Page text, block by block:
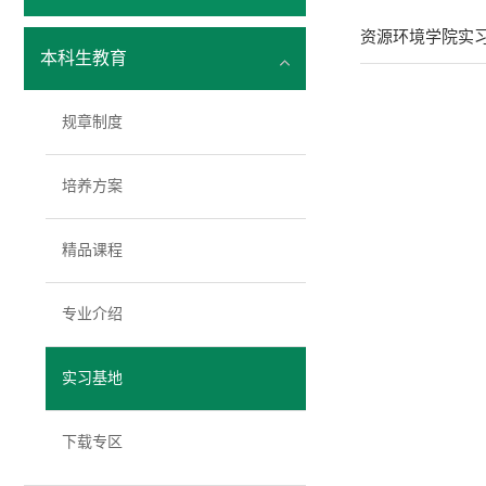
本科生教育
规章制度
培养方案
精品课程
专业介绍
实习基地
下载专区
资源环境学院实